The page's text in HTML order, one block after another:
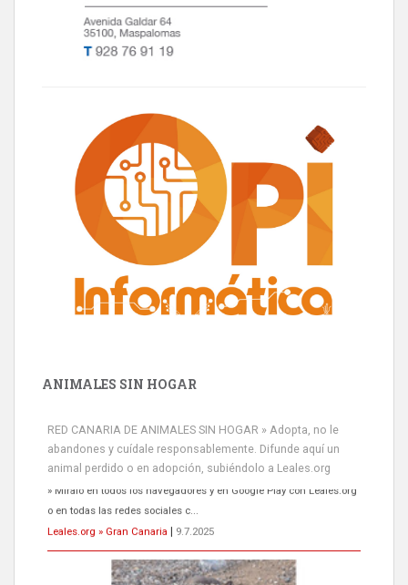
ANIMALES SIN HOGAR
RED CANARIA DE ANIMALES SIN HOGAR » Adopta, no le
abandones y cuídale responsablemente. Difunde aquí un
animal perdido o en adopción, subiéndolo a Leales.org